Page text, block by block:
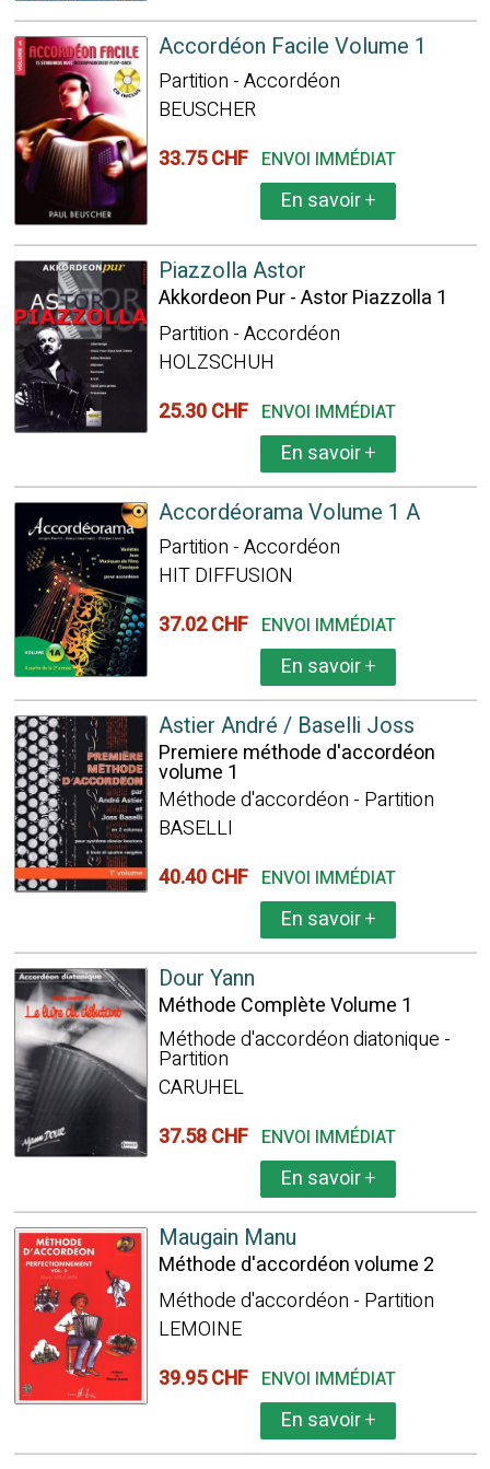
Accordéon Facile Volume 1
Partition - Accordéon
BEUSCHER
33.75 CHF ENVOI IMMÉDIAT
En savoir+
Piazzolla Astor
Akkordeon Pur - Astor Piazzolla 1
Partition - Accordéon
HOLZSCHUH
25.30 CHF ENVOI IMMÉDIAT
En savoir+
Accordéorama Volume 1 A
Partition - Accordéon
HIT DIFFUSION
37.02 CHF ENVOI IMMÉDIAT
En savoir+
Astier André / Baselli Joss
Premiere méthode d'accordéon
volume 1
Méthode d'accordéon - Partition
BASELLI
40.40 CHF ENVOI IMMÉDIAT
En savoir+
Dour Yann
Méthode Complète Volume 1
Méthode d'accordéon diatonique -
Partition
CARUHEL
37.58 CHF ENVOI IMMÉDIAT
En savoir+
Maugain Manu
Méthode d'accordéon volume 2
Méthode d'accordéon - Partition
LEMOINE
39.95 CHF ENVOI IMMÉDIAT
En savoir+